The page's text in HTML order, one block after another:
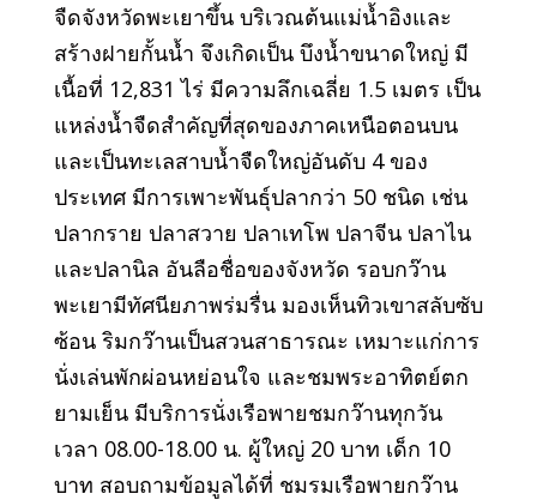
จืดจังหวัดพะเยาขึ้น บริเวณต้นแม่น้ำอิงและ
สร้างฝายกั้นน้ำ จึงเกิดเป็น บึงน้ำขนาดใหญ่ มี
เนื้อที่ 12,831 ไร่ มีความลึกเฉลี่ย 1.5 เมตร เป็น
แหล่งน้ำจืดสำคัญที่สุดของภาคเหนือตอนบน
และเป็นทะเลสาบน้ำจืดใหญ่อันดับ 4 ของ
ประเทศ มีการเพาะพันธุ์ปลากว่า 50 ชนิด เช่น
ปลากราย ปลาสวาย ปลาเทโพ ปลาจีน ปลาไน
และปลานิล อันลือชื่อของจังหวัด รอบกว๊าน
พะเยามีทัศนียภาพร่มรื่น มองเห็นทิวเขาสลับซับ
ซ้อน ริมกว๊านเป็นสวนสาธารณะ เหมาะแก่การ
นั่งเล่นพักผ่อนหย่อนใจ และชมพระอาทิตย์ตก
ยามเย็น มีบริการนั่งเรือพายชมกว๊านทุกวัน
เวลา 08.00-18.00 น. ผู้ใหญ่ 20 บาท เด็ก 10
บาท สอบถามข้อมูลได้ที่ ชมรมเรือพายกว๊าน